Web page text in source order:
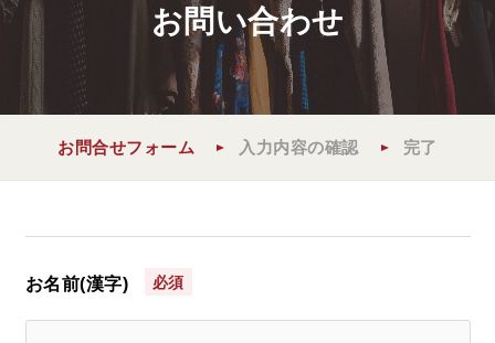
移動販売について
取扱商品
お問い合わせ
お問合せフォーム 入力内容の確認 完了
お名前(漢字) 必須